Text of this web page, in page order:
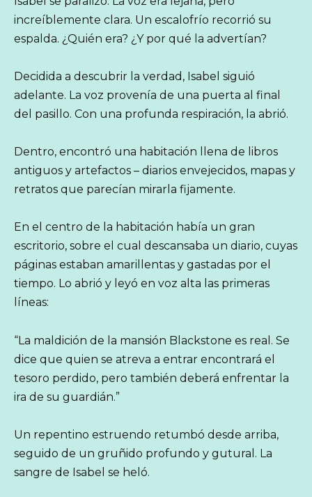
increíblemente clara. Un escalofrío recorrió su
espalda. ¿Quién era? ¿Y por qué la advertían?
Decidida a descubrir la verdad, Isabel siguió
adelante. La voz provenía de una puerta al final
del pasillo. Con una profunda respiración, la abrió.
Dentro, encontró una habitación llena de libros
antiguos y artefactos – diarios envejecidos, mapas y
retratos que parecían mirarla fijamente.
En el centro de la habitación había un gran
escritorio, sobre el cual descansaba un diario, cuyas
páginas estaban amarillentas y gastadas por el
tiempo. Lo abrió y leyó en voz alta las primeras
líneas:
“La maldición de la mansión Blackstone es real. Se
dice que quien se atreva a entrar encontrará el
tesoro perdido, pero también deberá enfrentar la
ira de su guardián.”
Un repentino estruendo retumbó desde arriba,
seguido de un gruñido profundo y gutural. La
sangre de Isabel se heló.